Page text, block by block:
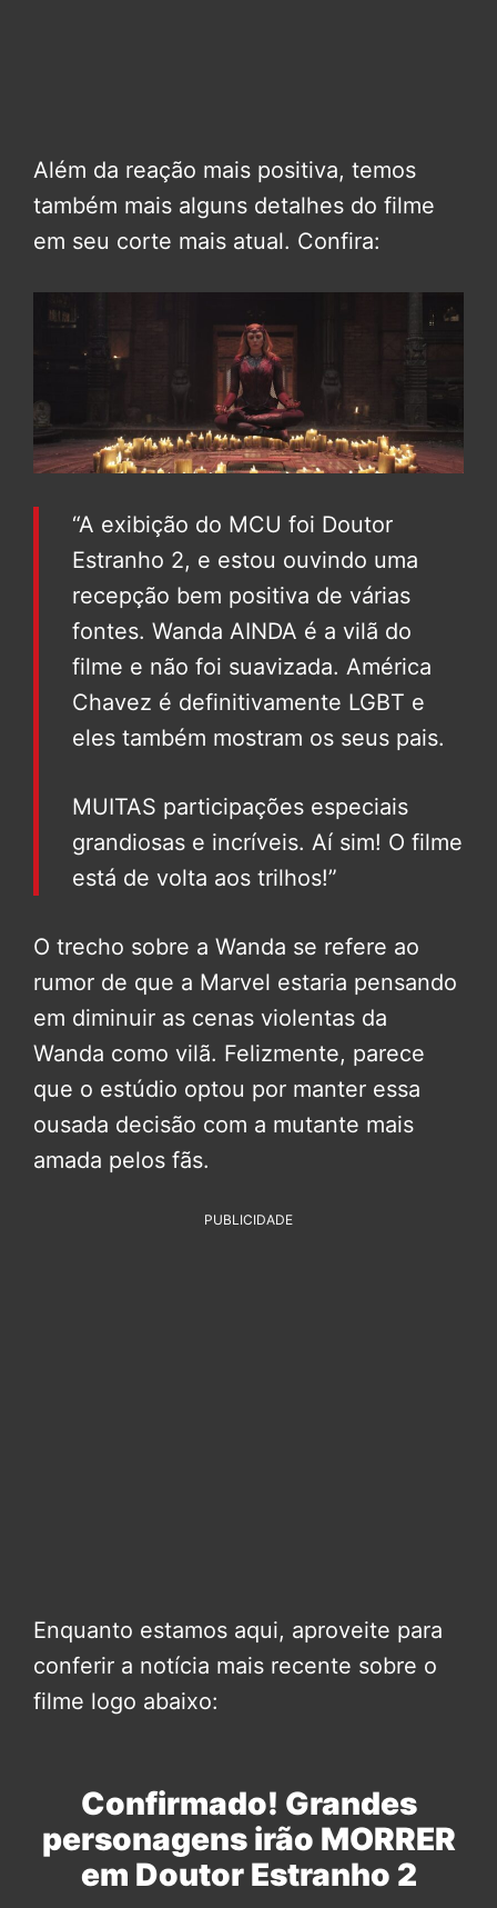
Além da reação mais positiva, temos
também mais alguns detalhes do filme
em seu corte mais atual. Confira:
“A exibição do MCU foi Doutor
Estranho 2, e estou ouvindo uma
recepção bem positiva de várias
fontes. Wanda AINDA é a vilã do
filme e não foi suavizada. América
Chavez é definitivamente LGBT e
eles também mostram os seus pais.
MUITAS participações especiais
grandiosas e incríveis. Aí sim! O filme
está de volta aos trilhos!”
O trecho sobre a Wanda se refere ao
rumor de que a Marvel estaria pensando
em diminuir as cenas violentas da
Wanda como vilã. Felizmente, parece
que o estúdio optou por manter essa
ousada decisão com a mutante mais
amada pelos fãs.
PUBLICIDADE
Enquanto estamos aqui, aproveite para
conferir a notícia mais recente sobre o
filme logo abaixo:
Confirmado! Grandes
personagens irão MORRER
em Doutor Estranho 2